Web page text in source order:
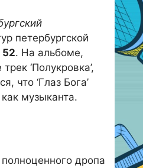
петербургской
52. На альбоме,
‘Полукровка’,
что ‘Глаз Бога’
музыканта.
дропа